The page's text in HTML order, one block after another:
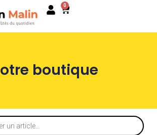
0
boutique